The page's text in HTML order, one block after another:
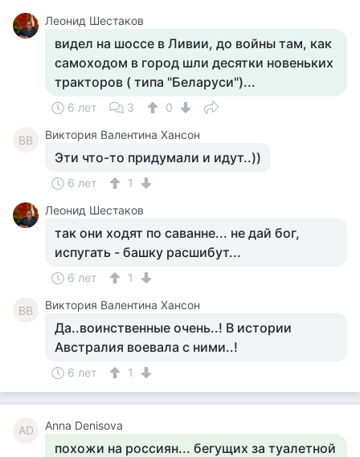
Леонид Шестаков
видел на шоссе в Ливии, до войны там, как
самоходом в город шли десятки новеньких
тракторов ( типа "Беларуси")...
6 лет 3 0
ВВ Виктория Валентина Хансон
Эти что-то придумали и идут..))
6 лет
1
Леонид Шестаков
так они ходят по саванне... не дай бог,
испугать - башку расшибут...
6 лет 1
ВВ Виктория Валентина Хансон
Да..воинственные очень..! В истории
Австралия воевала с ними..!
6 лет 1
AD Anna Denisova
похожи на россиян... бегущих за туалетной